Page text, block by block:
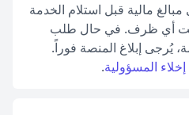
مالية قبل استلام الخدمة
تحت أي ظرف. في حال طلب
يُرجى إبلاغ المنصة فوراً.
إخلاء المسؤولية.